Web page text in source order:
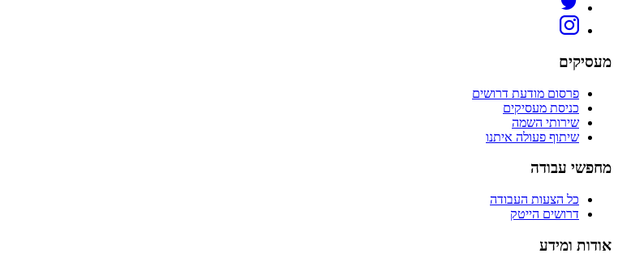
מעסיקים
פרסום מודעת דרושים
כניסת מעסיקים
שירותי השמה
שיתוף פעולה איתנו
מחפשי עבודה
כל הצעות העבודה
דרושים הייטק
אודות ומידע